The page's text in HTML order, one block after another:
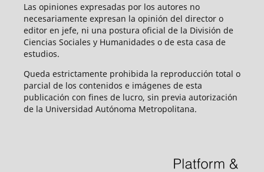
Las opiniones expresadas por los autores no
necesariamente expresan la opinión del director o
editor en jefe, ni una postura oficial de la División de
Ciencias Sociales y Humanidades o de esta casa de
estudios.
Queda estrictamente prohibida la reproducción total o
parcial de los contenidos e imágenes de esta
publicación con fines de lucro, sin previa autorización
de la Universidad Autónoma Metropolitana.